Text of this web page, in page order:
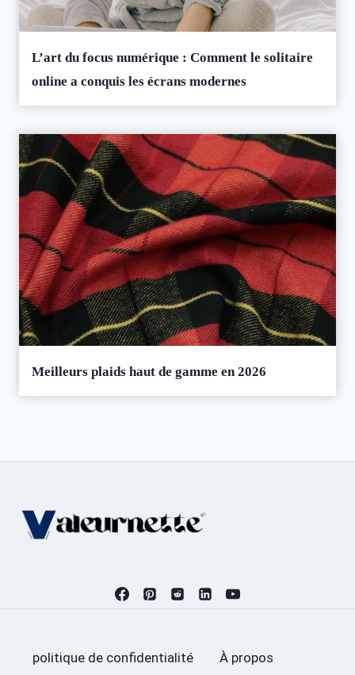
L’art du focus numérique : Comment le solitaire
online a conquis les écrans modernes
Meilleurs plaids haut de gamme en 2026
politique de confidentialité À propos